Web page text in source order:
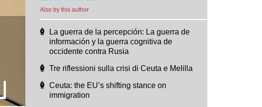
Also by this author
La guerra de la percepción: La guerra de
información y la guerra cognitiva de
occidente contra Rusia
Tre riflessioni sulla crisi di Ceuta e Melilla
Ceuta: the EU’s shifting stance on
immigration